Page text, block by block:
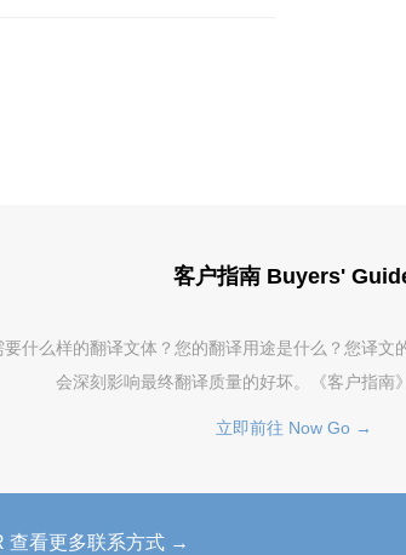
客户指南 Buyers'
要什么样的翻译文体？您的翻译用途是什么？您译文
会深刻影响最终翻译质量的好坏。《客户指南
立即前往 Now Go →
查看更多联系方式 →